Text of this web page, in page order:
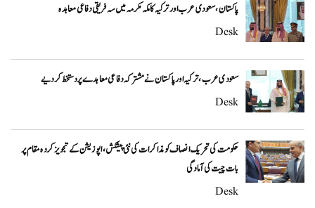
پاکستان، سعودی عرب اور ترکیہ کا مکہ مکرمہ میں سہ فریقی دفاعی معاہدہ
Desk
سعودی عرب، ترکیہ اور پاکستان نے مشترکہ دفاعی معاہدے پر دستخط کر دیے
Desk
حکومت کی تحریک انصاف کو مذاکرات کی نئی پیشکش، اپوزیشن کے تجویز کردہ مقام پر
بات چیت کی آمادگی
Desk